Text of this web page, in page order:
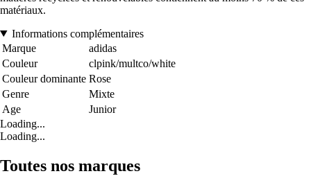
matériaux.
Informations complémentaires
Marque
adidas
Couleur
clpink/multco/white
Couleur dominante Rose
Genre
Mixte
Age
Junior
Loading...
Loading...
Toutes nos marques